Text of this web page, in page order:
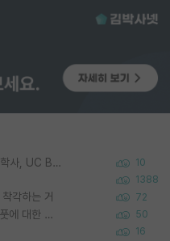
Korea University 수학, 컴퓨터과학 이학사, UC Berkeley 산업공학 대학원 공학박사가 되는 것은 쉽지 않겠죠? 10
1388
각하는 거 72
포스텍 억까에 대해 (동문의 학문적 아웃풋에 대한 반박) 50
16